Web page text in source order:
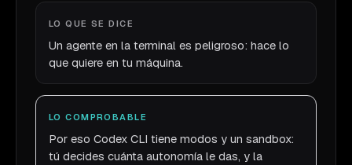
LO QUE SE DICE
Un agente en la terminal es peligroso: hace lo
que quiere en tu máquina.
LO COMPROBABLE
Por eso Codex CLI tiene modos y un sandbox:
tú decides cuánta autonomía le das, y la